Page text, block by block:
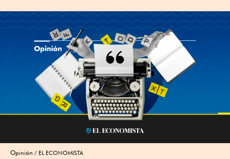
Opinión EL ECONOMISTA